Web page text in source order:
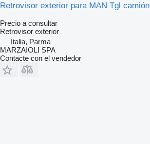
Retrovisor exterior para MAN Tgl camión
Precio a consultar
Retrovisor exterior
Italia, Parma
MARZAIOLI SPA
Contacte con el vendedor